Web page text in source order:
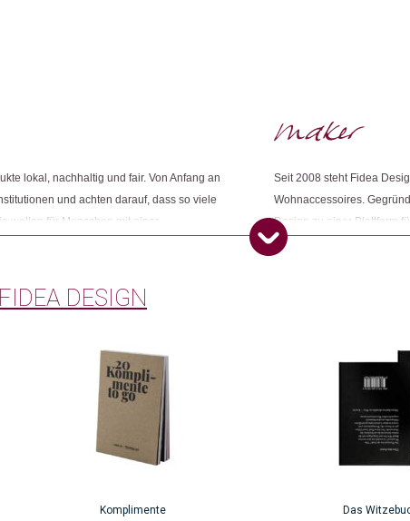
lokal, nachhaltig und fair. Von Anfang an
und achten darauf, dass so viele
wollen für Menschen mit einer
umgesetzt und weiterentwickelt.
Seit 2008 steht Fidea
Wohnaccessoires.
Design zu einer Plattform
beschäftig das Team rund
FIDEA DESIGN
Komplimente Das